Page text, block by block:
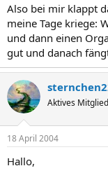
Also bei mir klappt
meine Tage kriege:
und dann einen
gut und danach
Aktives Mitglied
18 April 2004
Hallo,